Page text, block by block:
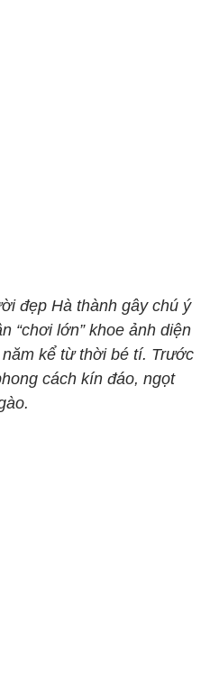
đẹp Hà thành gây chú ý
“chơi lớn” khoe ảnh diện
kể từ thời bé tí. Trước
cách kín đáo, ngọt